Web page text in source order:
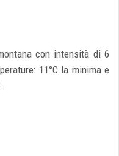
con intensità di 6
11°C la minima e